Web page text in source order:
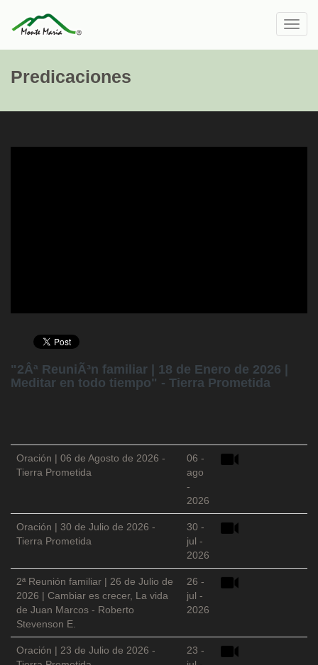
Predicaciones
"2Âª ReuniÃ³n familiar | 18 de Enero de 2026 |
Meditar en todo tiempo" - Tierra Prometida
Oración | 06 de Agosto de 2026 -
Tierra Prometida
06 -
ago
-
2026
Oración | 30 de Julio de 2026 -
Tierra Prometida
30 -
jul -
2026
2ª Reunión familiar | 26 de Julio de
2026 | Cambiar es crecer, La vida
de Juan Marcos - Roberto
Stevenson E.
26 -
jul -
2026
Oración | 23 de Julio de 2026 -
23 -